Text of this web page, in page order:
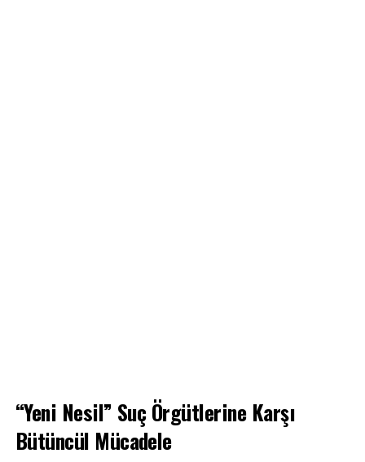
“Yeni Nesil” Suç Örgütlerine Karşı
Bütüncül Mücadele